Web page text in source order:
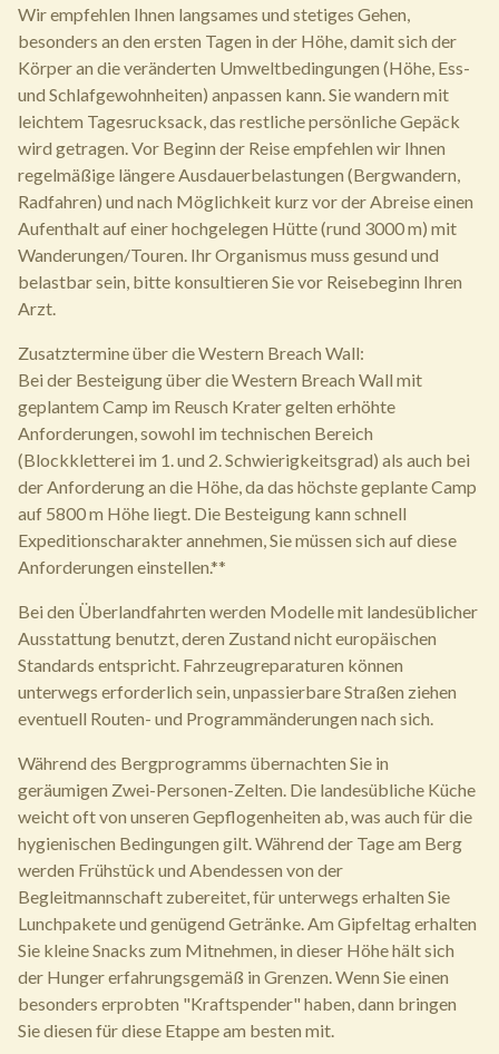
Wir empfehlen Ihnen langsames und stetiges Gehen,
besonders an den ersten Tagen in der Höhe, damit sich der
Körper an die veränderten Umweltbedingungen (Höhe, Ess-
und Schlafgewohnheiten) anpassen kann. Sie wandern mit
leichtem Tagesrucksack, das restliche persönliche Gepäck
wird getragen. Vor Beginn der Reise empfehlen wir Ihnen
regelmäßige längere Ausdauerbelastungen (Bergwandern,
Radfahren) und nach Möglichkeit kurz vor der Abreise einen
Aufenthalt auf einer hochgelegen Hütte (rund 3000 m) mit
Wanderungen/Touren. Ihr Organismus muss gesund und
belastbar sein, bitte konsultieren Sie vor Reisebeginn Ihren
Arzt.
Zusatztermine über die Western Breach Wall:
Bei der Besteigung über die Western Breach Wall mit
geplantem Camp im Reusch Krater gelten erhöhte
Anforderungen, sowohl im technischen Bereich
(Blockkletterei im 1. und 2. Schwierigkeitsgrad) als auch bei
der Anforderung an die Höhe, da das höchste geplante Camp
auf 5800 m Höhe liegt. Die Besteigung kann schnell
Expeditionscharakter annehmen, Sie müssen sich auf diese
Anforderungen einstellen.**
Bei den Überlandfahrten werden Modelle mit landesüblicher
Ausstattung benutzt, deren Zustand nicht europäischen
Standards entspricht. Fahrzeugreparaturen können
unterwegs erforderlich sein, unpassierbare Straßen ziehen
eventuell Routen- und Programmänderungen nach sich.
Während des Bergprogramms übernachten Sie in
geräumigen Zwei-Personen-Zelten. Die landesübliche Küche
weicht oft von unseren Gepflogenheiten ab, was auch für die
hygienischen Bedingungen gilt. Während der Tage am Berg
werden Frühstück und Abendessen von der
Begleitmannschaft zubereitet, für unterwegs erhalten Sie
Lunchpakete und genügend Getränke. Am Gipfeltag erhalten
Sie kleine Snacks zum Mitnehmen, in dieser Höhe hält sich
der Hunger erfahrungsgemäß in Grenzen. Wenn Sie einen
besonders erprobten "Kraftspender" haben, dann bringen
Sie diesen für diese Etappe am besten mit.